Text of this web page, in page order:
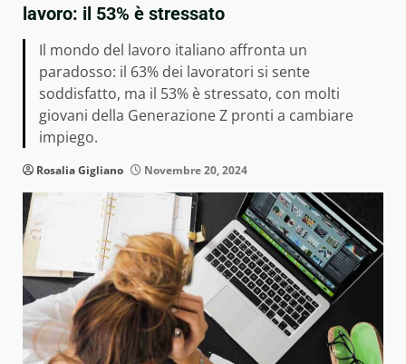
lavoro: il 53% è stressato
Il mondo del lavoro italiano affronta un
paradosso: il 63% dei lavoratori si sente
soddisfatto, ma il 53% è stressato, con molti
giovani della Generazione Z pronti a cambiare
impiego.
Rosalia Gigliano Novembre 20, 2024